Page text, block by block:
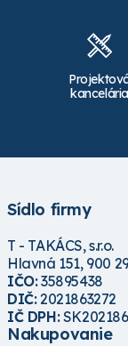
kancelária
Sídlo firmy
T - TAKÁCS, s.r.o.
Hlavná 151, 900
IČO:35895438
DIČ:2021863272
IČ DPH:
Nakupovanie